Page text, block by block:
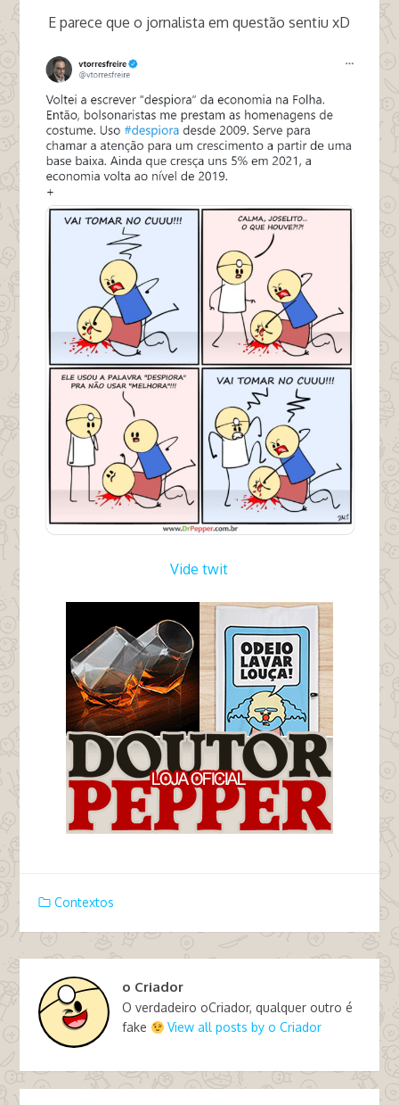
E parece que o jornalista em questão sentiu xD
Vide twit
Contextos
o Criador
O verdadeiro oCriador, qualquer outro é
fake
View all posts by o Criador